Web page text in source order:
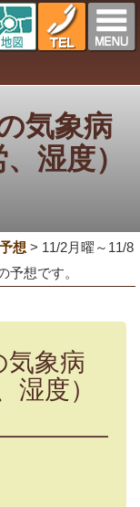
気象病
湿度）
想 > 11/2月曜～11/8
予想です。
気象病
湿度）